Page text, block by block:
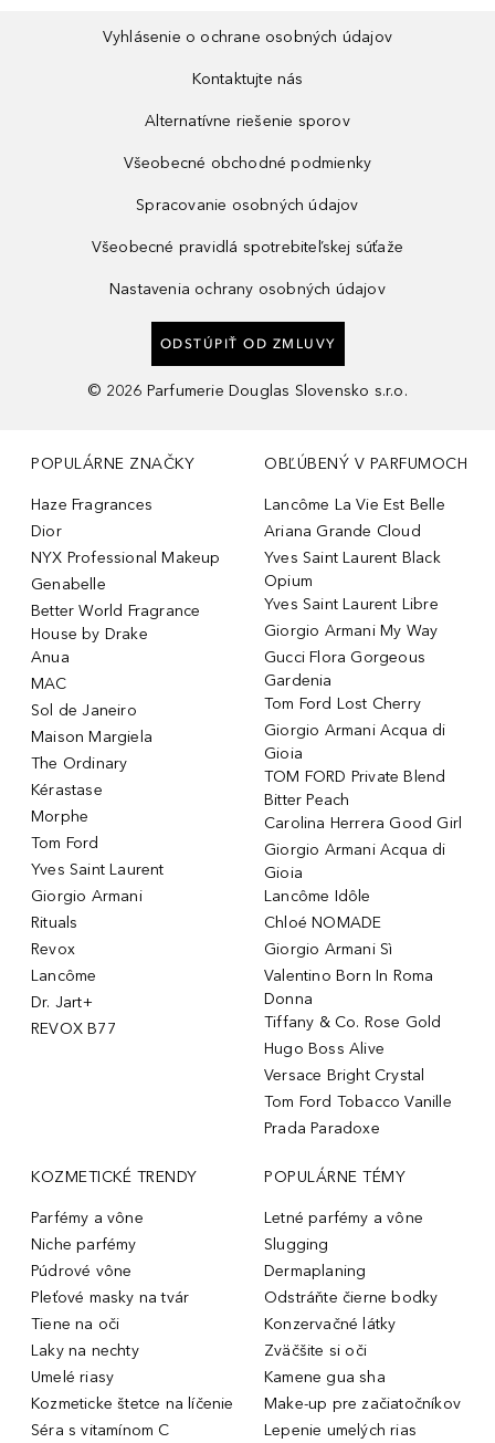
Vyhlásenie o ochrane osobných údajov
Kontaktujte nás
Alternatívne riešenie sporov
Všeobecné obchodné podmienky
Spracovanie osobných údajov
Všeobecné pravidlá spotrebiteľskej súťaže
Nastavenia ochrany osobných údajov
ODSTÚPIŤ OD ZMLUVY
© 2026 Parfumerie Douglas Slovensko s.r.o.
POPULÁRNE ZNAČKY
Haze Fragrances
Dior
NYX Professional Makeup
Genabelle
Better World Fragrance
House by Drake
Anua
MAC
Sol de Janeiro
Maison Margiela
The Ordinary
Kérastase
Morphe
Tom Ford
Yves Saint Laurent
Giorgio Armani
Rituals
Revox
Lancôme
Dr. Jart+
REVOX B77
OBĽÚBENÝ V PARFUMOCH
Lancôme La Vie Est Belle
Ariana Grande Cloud
Yves Saint Laurent Black
Opium
Yves Saint Laurent Libre
Giorgio Armani My Way
Gucci Flora Gorgeous
Gardenia
Tom Ford Lost Cherry
Giorgio Armani Acqua di
Gioia
TOM FORD Private Blend
Bitter Peach
Carolina Herrera Good Girl
Giorgio Armani Acqua di
Gioia
Lancôme Idôle
Chloé NOMADE
Giorgio Armani Sì
Valentino Born In Roma
Donna
Tiffany & Co. Rose Gold
Hugo Boss Alive
Versace Bright Crystal
Tom Ford Tobacco Vanille
Prada Paradoxe
KOZMETICKÉ TRENDY
Parfémy a vône
Niche parfémy
Púdrové vône
Pleťové masky na tvár
Tiene na oči
Laky na nechty
Umelé riasy
Kozmeticke štetce na líčenie
Séra s vitamínom C
POPULÁRNE TÉMY
Letné parfémy a vône
Slugging
Dermaplaning
Odstráňte čierne bodky
Konzervačné látky
Zväčšite si oči
Kamene gua sha
Make-up pre začiatočníkov
Lepenie umelých rias